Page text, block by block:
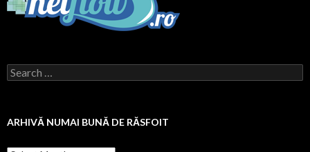
Search
for:
ARHIVĂ NUMAI BUNĂ DE RĂSFOIT